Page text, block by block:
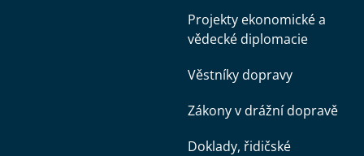
Projekty ekonomické a
vědecké diplomacie
Věstníky dopravy
Zákony v drážní dopravě
Doklady, řidičské